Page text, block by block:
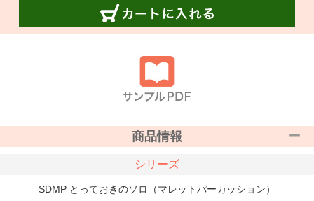
商品情報
シリーズ
SDMP とっておきのソロ（マレットパーカッション）